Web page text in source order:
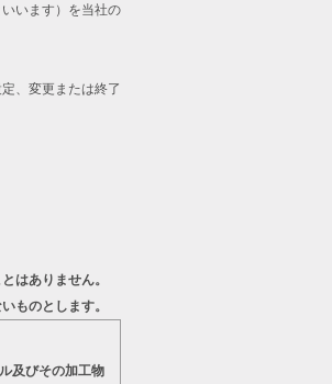
います）を当社の
、変更または終了
はありません。
ものとします。
及びその加工物